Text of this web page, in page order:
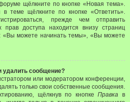
щёлкните по кнопке «Новая тема».
теме щёлкните по кнопке «Ответить».
прежде чем отправить
доступа находится внизу страниц
можете начинать темы», «Вы можете
удалить сообщение?
или модератором конференции,
только свои собственные сообщения.
щёлкнув по кнопкеПравка в